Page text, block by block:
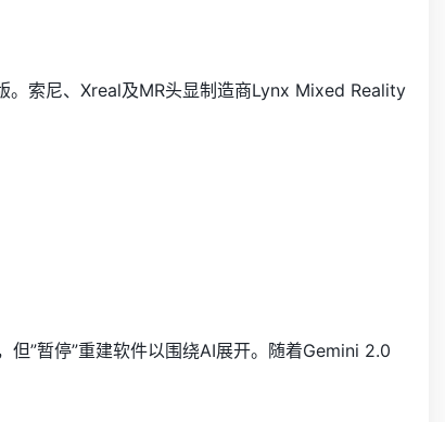
。索尼、Xreal及MR头显制造商Lynx Mixed Reality
”暂停”重建软件以围绕AI展开。随着Gemini 2.0